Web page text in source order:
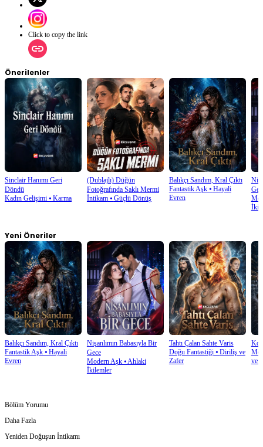
Click to copy the link
Önerilenler
Sinclair Hanımı Geri
Döndü
Kadın Gelişimi ⦁ Karma
(Dublajlı) Düğün
Fotoğrafında Saklı Mermi
İntikam⦁ Güçlü Dönüş
Balıkçı Sandım, Kral Çıktı
Fantastik Aşk⦁ Hayali
Evren
Yeni Öneriler
Balıkçı Sandım, Kral Çıktı
Fantastik Aşk ⦁ Hayali
Evren
Nişanlımın Babasıyla Bir
Gece
Modern Aşk⦁Ahlaki
İkilemler
Tahtı Çalan Sahte Varis
Doğu Fantastiği⦁ Diriliş ve
Zafer
ve
Bölüm Yorumu
Daha Fazla
Yeniden Doğuşun İntikamı